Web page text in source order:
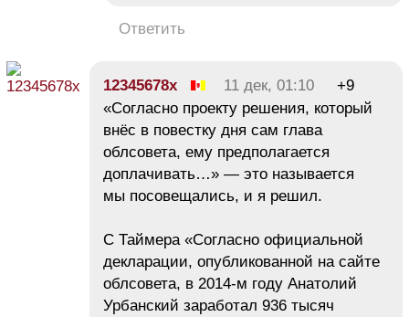
Ответить
12345678x 11 дек, 01:10
+9
«Согласно проекту решения, который
внёс в повестку дня сам глава
облсовета, ему предполагается
доплачивать…» — это называется
мы посовещались, и я решил.
С Таймера «Согласно официальной
декларации, опубликованной на сайте
облсовета, в 2014-м году Анатолий
Урбанский заработал 936 тысяч